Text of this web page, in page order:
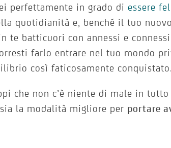
perfettamente in grado di essere
quotidianità e, benché il tuo
te batticuori con annessi e
farlo entrare nel tuo mondo
così faticosamente conquistato.
che non c’è niente di male in
la modalità migliore per portare